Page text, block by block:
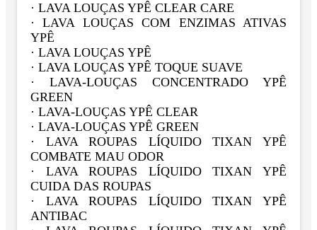
· LAVA LOUÇAS YPÊ CLEAR CARE
· LAVA LOUÇAS COM ENZIMAS ATIVAS
YPÊ
· LAVA LOUÇAS YPÊ
· LAVA LOUÇAS YPÊ TOQUE SUAVE
· LAVA-LOUÇAS CONCENTRADO YPÊ
GREEN
· LAVA-LOUÇAS YPÊ CLEAR
· LAVA-LOUÇAS YPÊ GREEN
· LAVA ROUPAS LÍQUIDO TIXAN YPÊ
COMBATE MAU ODOR
· LAVA ROUPAS LÍQUIDO TIXAN YPÊ
CUIDA DAS ROUPAS
· LAVA ROUPAS LÍQUIDO TIXAN YPÊ
ANTIBAC